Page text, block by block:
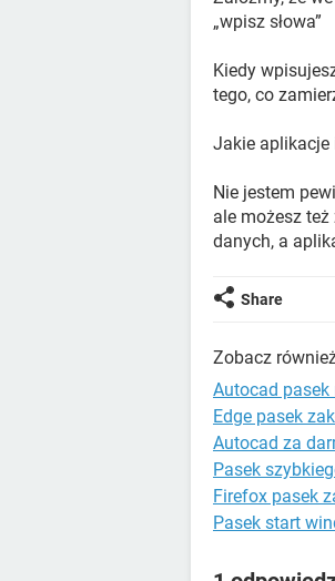
„wpisz słowa”
Kiedy
tego, co
Jakie aplikacje
Nie jestem
ale możesz
danych, a
Share
Zobacz
Autocad
Edge pasek
Autocad za
Pasek
Firefox pasek
Pasek start